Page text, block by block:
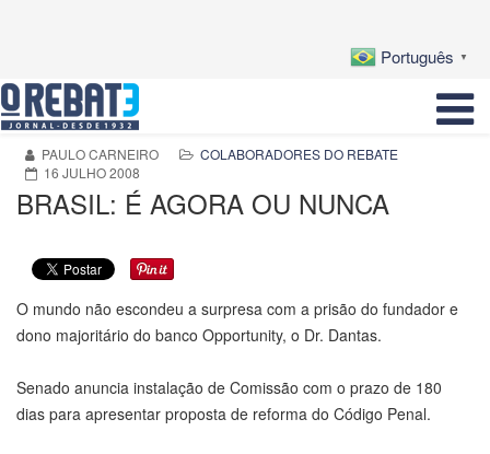
Português ▼
PAULO CARNEIRO
COLABORADORES DO REBATE
16 JULHO 2008
BRASIL: É AGORA OU NUNCA
O mundo não escondeu a surpresa com a prisão do fundador e
dono majoritário do banco Opportunity, o Dr. Dantas.
Senado anuncia instalação de Comissão com o prazo de 180
dias para apresentar proposta de reforma do Código Penal.